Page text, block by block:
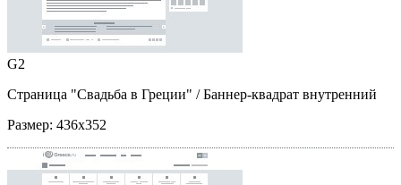
G2
Страница "Свадьба в Греции" / Баннер-квадрат внутренний
Размер: 436x352